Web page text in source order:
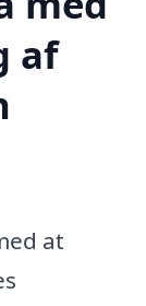
af
at